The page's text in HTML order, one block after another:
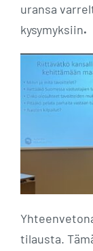
uransa
kysymyksiin.
tilausta.